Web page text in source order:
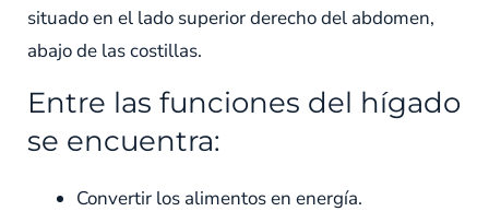
situado en el lado superior derecho del abdomen,
abajo de las costillas.
Entre las funciones del hígado
se encuentra:
Convertir los alimentos en energía.